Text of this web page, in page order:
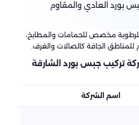
بورد العادي والمقاوم
مخصص للحمامات والمطابخ،
للمناطق الجافة كالصالات والغرف.
تركيب جبس بورد الشارقة
اسم الشركة